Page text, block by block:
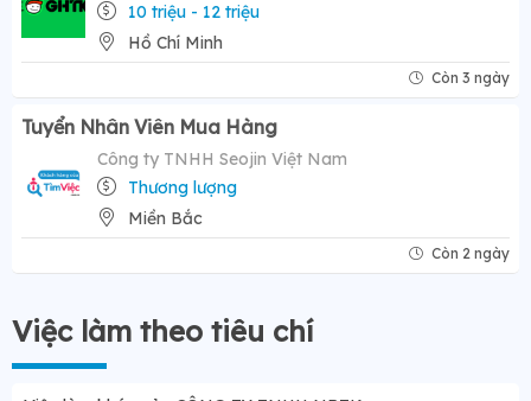
10 triệu - 12 triệu
Hồ Chí Minh
Còn 3 ngày
Tuyển Nhân Viên Mua Hàng
Công ty TNHH Seojin Việt Nam
Thương lượng
Miền Bắc
Còn 2 ngày
Việc làm theo tiêu chí